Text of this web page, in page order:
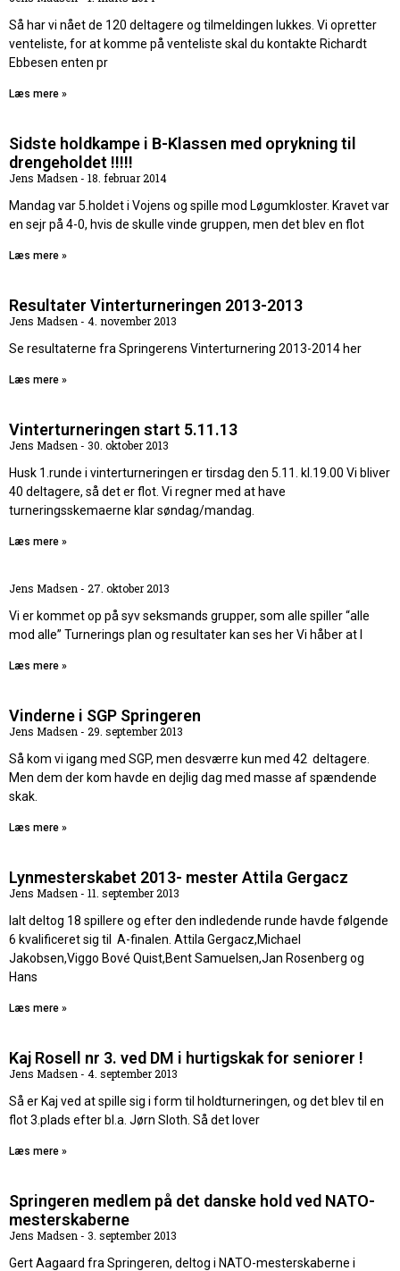
Så har vi nået de 120 deltagere og tilmeldingen lukkes. Vi opretter
venteliste, for at komme på venteliste skal du kontakte Richardt
Ebbesen enten pr
Læs mere »
Sidste holdkampe i B-Klassen med oprykning til
drengeholdet !!!!!
Jens Madsen
18. februar 2014
Mandag var 5.holdet i Vojens og spille mod Løgumkloster. Kravet var
en sejr på 4-0, hvis de skulle vinde gruppen, men det blev en flot
Læs mere »
Resultater Vinterturneringen 2013-2013
Jens Madsen
4. november 2013
Se resultaterne fra Springerens Vinterturnering 2013-2014 her
Læs mere »
Vinterturneringen start 5.11.13
Jens Madsen
30. oktober 2013
Husk 1.runde i vinterturneringen er tirsdag den 5.11. kl.19.00 Vi bliver
40 deltagere, så det er flot. Vi regner med at have
turneringsskemaerne klar søndag/mandag.
Læs mere »
Jens Madsen
27. oktober 2013
Vi er kommet op på syv seksmands grupper, som alle spiller “alle
mod alle” Turnerings plan og resultater kan ses her Vi håber at I
Læs mere »
Vinderne i SGP Springeren
Jens Madsen
29. september 2013
Så kom vi igang med SGP, men desværre kun med 42 deltagere.
Men dem der kom havde en dejlig dag med masse af spændende
skak.
Læs mere »
Lynmesterskabet 2013- mester Attila Gergacz
Jens Madsen
11. september 2013
Ialt deltog 18 spillere og efter den indledende runde havde følgende
6 kvalificeret sig til A-finalen. Attila Gergacz,Michael
Jakobsen,Viggo Bové Quist,Bent Samuelsen,Jan Rosenberg og
Hans
Læs mere »
Kaj Rosell nr 3. ved DM i hurtigskak for seniorer !
Jens Madsen
4. september 2013
Så er Kaj ved at spille sig i form til holdturneringen, og det blev til en
flot 3.plads efter bl.a. Jørn Sloth. Så det lover
Læs mere »
Springeren medlem på det danske hold ved NATO-
mesterskaberne
Jens Madsen
3. september 2013
Gert Aagaard fra Springeren, deltog i NATO-mesterskaberne i